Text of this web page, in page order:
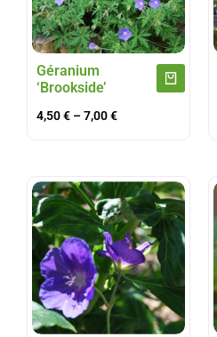
Géranium
‘Brookside’
4,50€ –7,00€